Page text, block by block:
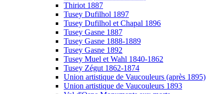
Thiriot 1887
Tusey Dufilhol 1897
Tusey Dufilhol et Chapal 1896
Tusey Gasne 1887
Tusey Gasne 1888-1889
Tusey Gasne 1892
Tusey Muel et Wahl 1840-1862
Tusey Zégut 1862-1874
Union artistique de Vaucouleurs (après 1895)
Union artistique de Vaucouleurs 1893